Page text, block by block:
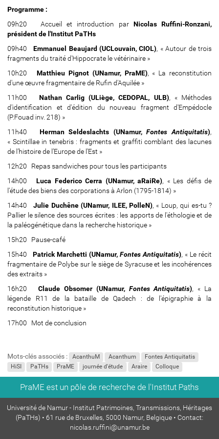
r
g
m
e
n
s
-
d
e
-
2
0
1
9
n
t
i
q
u
e
-
a
n
o
s
-
r
s
o
Programme :
09h20 Accueil et introduction par Nicolas Ruffini-Ronzani,
président de l'Institut PaTHs
09h40Emmanuel Beaujard (UCLouvain, CIOL), « Autour de trois
fragments du traité d'Hippocrate le vétérinaire »
10h20Matthieu Pignot (UNamur, PraME), « La reconstitution
d'une œuvre fragmentaire de Rufin d'Aquilée »
11h00 Nathan Carlig (ULiège, CEDOPAL, ULB), « Méthodes
d'identification et d'édition du nouveau fragment d'Empédocle
(P.Fouad inv. 218) »
11h40 Herman Seldeslachts (UNamur,Fontes Antiquitatis),
« Scintillae in tenebris : fragments et graffiti comblant des lacunes
de l’histoire de l’Europe de l’Est »
12h20 Repas sandwiches pour tous les participants
14h00Luca Federico Cerra (UNamur, aRaiRe), « Les défis de
l'étude des biens des corporations à Arlon (1795-1814) »
14h40Julie Duchêne (UNamur, ILEE, PolleN), « Loup, qui es-tu ?
Pallier le silence des sources écrites : les apports de l'éthologie et de
la paléogénétique dans la recherche historique »
15h20 Pause-café
15h40 Patrick Marchetti (UNamur, Fontes Antiquitatis), « Le récit
fragmentaire de Polybe sur le siège de Syracuse et les incohérences
des extraits »
16h20Claude Obsomer (UNamur, Fontes Antiquitatis), « La
légende R11 de la bataille de Qadech : de l'épigraphie à la
reconstitution historique »
17h00 Mot de conclusion
Mots-clés associés : AcanthuM Acanthum
Fontes Antiquitatis
HiSI
PaTHs PraME journée d'étude Araire Colloque
PraME est un pôle de recherche de l'Institut Paths
Université de Namur - Institut Patrimoines, Transmissions, Héritages
(PaTHs) • 61 rue de Bruxelles, 5000 Namur, Belgique • Contact:
nicolas.ruffini@unamur.be